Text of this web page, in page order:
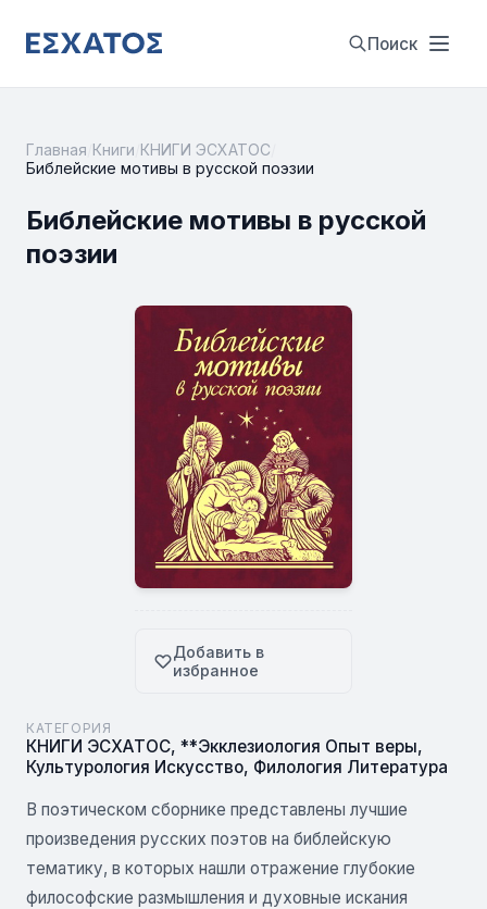
Поиск
Главная Книги КНИГИ ЭСХАТОС
Библейские мотивы в русской поэзии
Библейские мотивы в русской
поэзии
Добавить в
избранное
КАТЕГОРИЯ
КНИГИ ЭСХАТОС, **Экклезиология Опыт веры,
Культурология Искусство, Филология Литература
В поэтическом сборнике представлены лучшие
произведения русских поэтов на библейскую
тематику, в которых нашли отражение глубокие
философские размышления и духовные искания